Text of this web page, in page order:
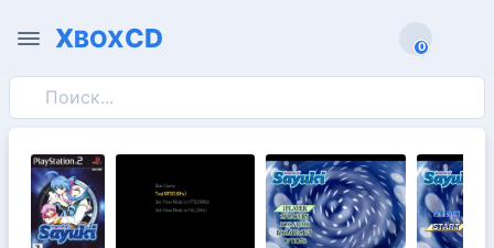
XBOXCD 0
0